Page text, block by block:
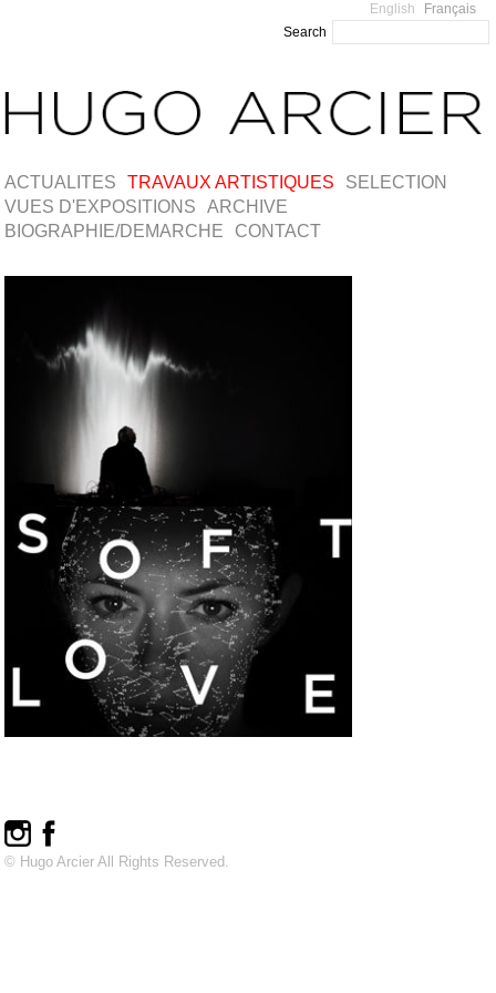
English
Français
Search
ACTUALITES TRAVAUX ARTISTIQUES
SELECTION
VUES D'EXPOSITIONS
ARCHIVE
BIOGRAPHIE/DEMARCHE
CONTACT
© Hugo Arcier All Rights Reserved.